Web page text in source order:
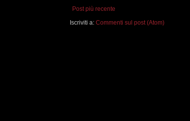
Post più recente
Iscriviti a: Commenti sul post (Atom)